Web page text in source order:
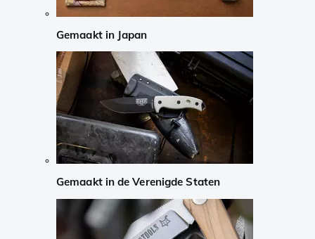
Gemaakt in Japan
Gemaakt in de Verenigde Staten